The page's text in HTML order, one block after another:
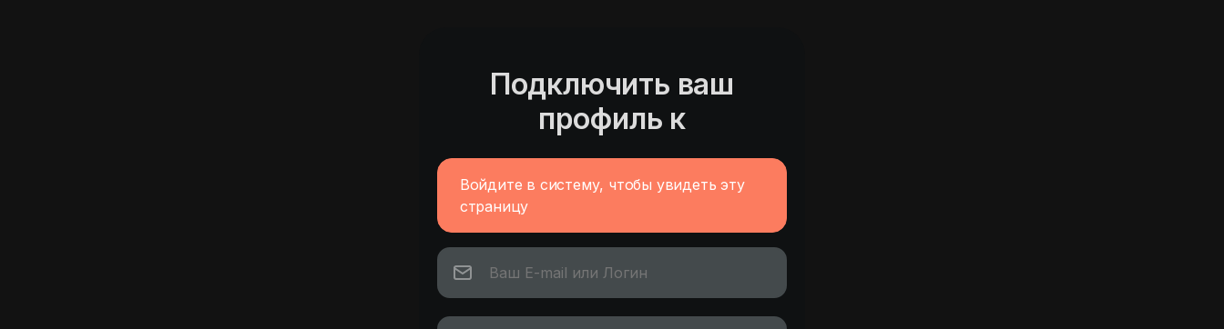
Подключить ваш
профиль к
Войдите в систему, чтобы увидеть эту
страницу